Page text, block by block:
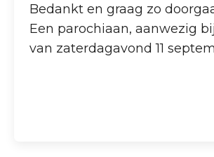
Bedankt en graag zo
Een parochiaan, aanwezig
van zaterdagavond 11